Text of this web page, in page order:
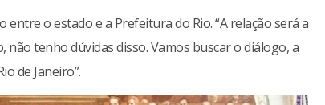
o estado e a Prefeitura do Rio. “A relação será a
tenho dúvidas disso. Vamos buscar o diálogo, a
de Janeiro”.